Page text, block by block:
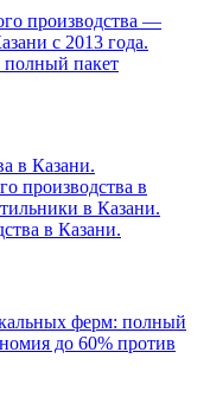
производства —
с 2013 года.
полный пакет
в Казани.
производства в
в Казани.
в Казани.
ферм: полный
до 60% против